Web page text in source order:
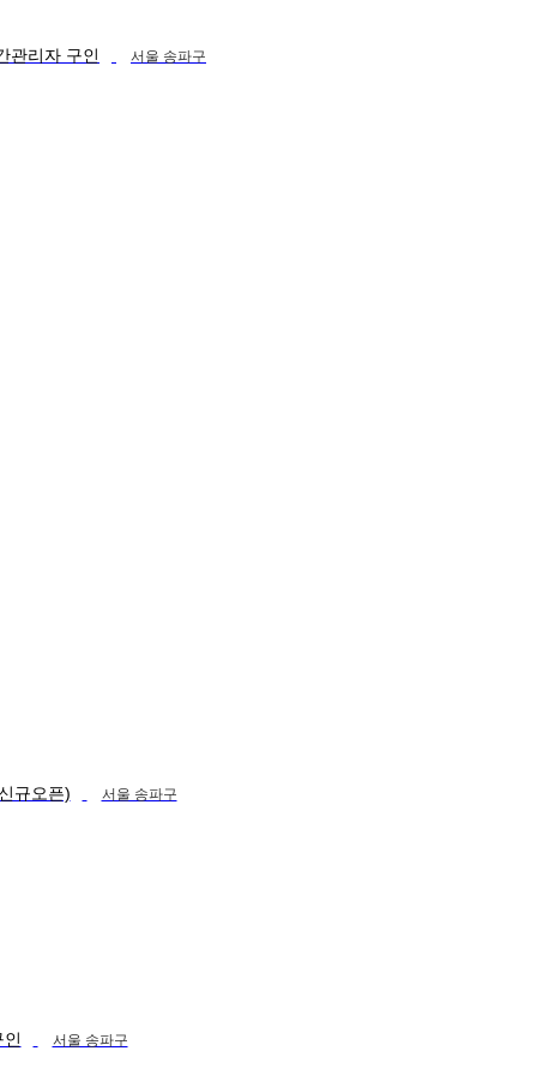
관리자 구인 서울 송파구
규오픈) 서울 송파구
서울 송파구